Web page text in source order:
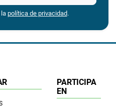
política de privacidad.
PARTICIPA
EN